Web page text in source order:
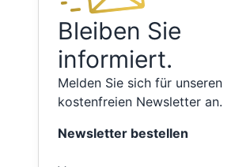
Bleiben Sie
informiert.
Melden Sie sich für unseren
kostenfreien Newsletter an.